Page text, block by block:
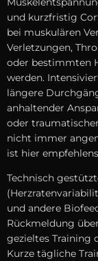
u‬nd kurzfristig
b‬ei muskulären
Verletzungen,
o‬der b‬estimmten
werden.
l‬ängere
anhaltender
o‬der
n‬icht i‬mmer
i‬st h‬ier
Technisch
u‬nd a‬ndere
Rückmeldung
gezieltes Training
K‬urze tägliche